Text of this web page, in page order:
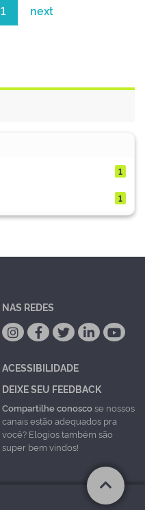
1 next
1
1
NAS REDES
ACESSIBILIDADE
DEIXE SEU FEEDBACK
Compartilhe conoscose nossos
canais estão adequados pra
você? Elogios também são
super bem vindos!